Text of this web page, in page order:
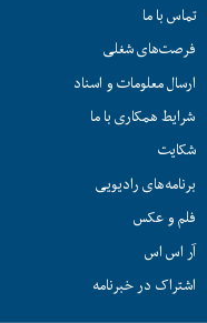
با ما
شغلی
معلومات و اسناد
همکاری با ما
رادیویی
و عکس
اس
در خبرنامه